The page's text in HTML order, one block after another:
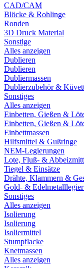
CAD/CAM
Blöcke & Rohlinge
Ronden
3D Druck Material
Sonstige
Alles anzeigen
Dublieren
Dublieren
Dubliermassen
Dublierzubehör &
Sonstiges
Alles anzeigen
Einbetten, Gießen &
Einbetten, Gießen &
Einbettmassen
Hilfsmittel & Gußringe
NEM-Legierungen
Lote, Fluß- &
Tiegel & Einsätze
Drähte, Klammern &
Gold- &
Sonstiges
Alles anzeigen
Isolierung
Isolierung
Isoliermittel
Stumpflacke
Knetmassen
Alles anzeigen